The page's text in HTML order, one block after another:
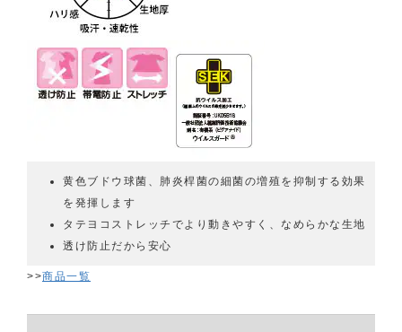
黄色ブドウ球菌、肺炎桿菌の細菌の増殖を抑制する効果
を発揮します
タテヨコストレッチでより動きやすく、なめらかな生地
透け防止だから安心
>>商品一覧